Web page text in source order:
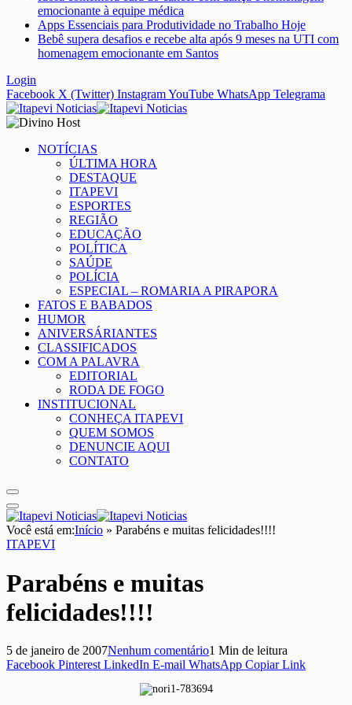
emocionante à equipe médica
Apps Essenciais para Produtividade no Trabalho Hoje
Bebê supera desafios e recebe alta após 9 meses na UTI com
homenagem emocionante em Santos
Login
Facebook X (Twitter) InstagramYouTube WhatsApp Telegrama
NOTÍCIAS
ÚLTIMA HORA
DESTAQUE
ITAPEVI
ESPORTES
REGIÃO
EDUCAÇÃO
POLÍTICA
SAÚDE
POLÍCIA
ESPECIAL – ROMARIA A PIRAPORA
FATOS E BABADOS
HUMOR
ANIVERSÁRIANTES
CLASSIFICADOS
COM A PALAVRA
EDITORIAL
RODA DE FOGO
INSTITUCIONAL
CONHEÇA ITAPEVI
QUEM SOMOS
DENUNCIE AQUI
CONTATO
Você está em:Início » Parabéns e muitas felicidades!!!!
ITAPEVI
Parabéns e muitas
felicidades!!!!
5 de janeiro de 2007Nenhum comentário1 Min de leitura
Facebook Pinterest LinkedIn E-mail WhatsApp Copiar Link